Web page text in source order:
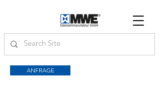
ANFRAGE